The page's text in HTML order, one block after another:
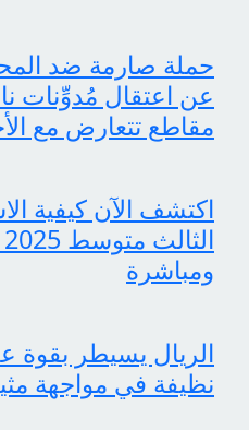
حملة صارمة ضد
عن اعتقال مُدوِّنات
مقاطع تتعارض مع
اكتشف الآن كيفية
ومباشرة
الريال يسيطر بقوة
نظيفة في مواجهة